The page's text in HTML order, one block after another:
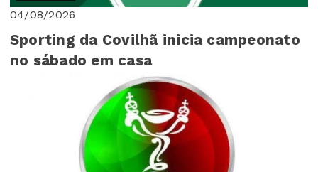
04/08/2026
Sporting da Covilhã inicia campeonato
no sábado em casa